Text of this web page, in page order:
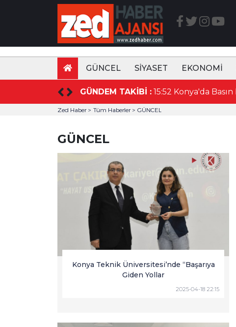
GÜNCEL SİYASET EKONOMİ
GÜNDEM TAKİBİ :
Beslenmeyle Başlar!
Zed Haber > Tüm Haberler > GÜNCEL
GÜNCEL
Konya Teknik Üniversitesi’nde “Başarıya
Giden Yollar
2025-04-18 22:15